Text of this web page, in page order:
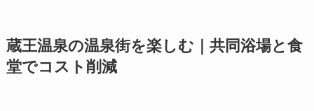
蔵王温泉の温泉街を楽しむ｜共同浴場と食
堂でコスト削減